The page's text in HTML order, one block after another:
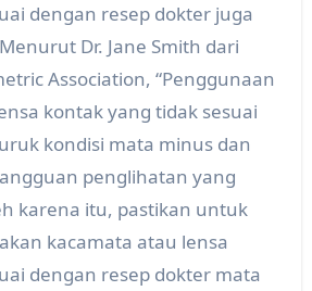
dengan resep dokter juga
Dr. Jane Smith dari
Association, “Penggunaan
kontak yang tidak sesuai
kondisi mata minus dan
penglihatan yang
karena itu, pastikan untuk
kacamata atau lensa
dengan resep dokter mata